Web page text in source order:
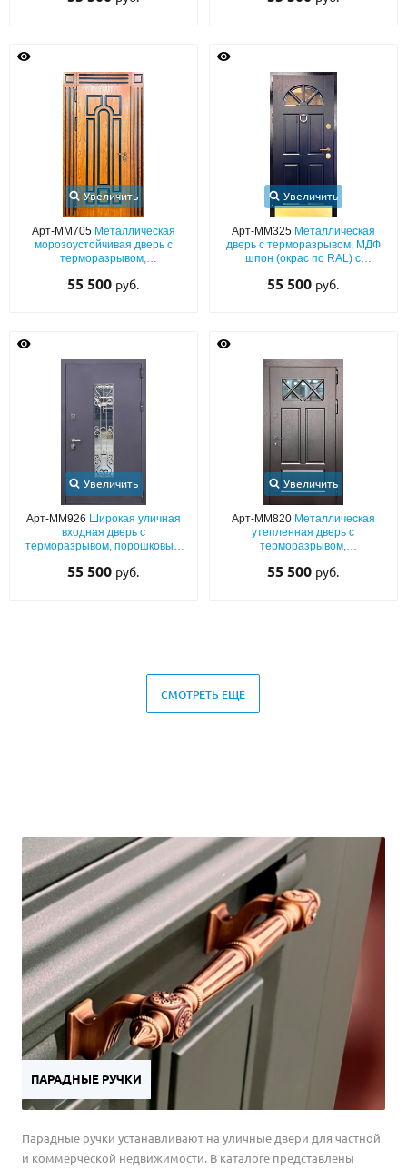
Увеличить
Арт-ММ705 Металлическая
морозоустойчивая дверь с
терморазрывом,
с нестандартным широким
55 500 руб.
Увеличить
Арт-ММ325 Металлическая
дверь с терморазрывом, МДФ
шпон (окрас по RAL) с
арочным стеклом
55 500 руб.
Увеличить
Арт-ММ926 Широкая уличная
входная дверь с
терморазрывом, порошковым
стеклом и решеткой
55 500 руб.
Увеличить
Арт-ММ820 Металлическая
утепленная дверь с
терморазрывом,
с фрезеровкой и стеклопакетом
55 500 руб.
СМОТРЕТЬ ЕЩЕ
ПАРАДНЫЕ РУЧКИ
Парадные ручки устанавливают на уличные двери для частной
и коммерческой недвижимости. В каталоге представлены